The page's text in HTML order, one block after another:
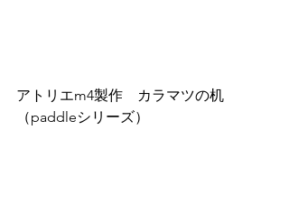
アトリエm4製作　カラマツの机
（paddleシリーズ）